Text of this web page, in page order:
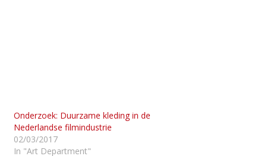
Onderzoek: Duurzame kleding in de
Nederlandse filmindustrie
02/03/2017
In "Art Department"